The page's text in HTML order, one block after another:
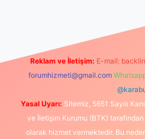
Reklam ve İletişim: E-mail:
forumhizmeti@gmail.com
Yasal Uyarı: Sitemiz, 5651 Sayılı
ve İletişim Kurumu (BTK) tarafından
olarak hizmet vermektedir. Bu